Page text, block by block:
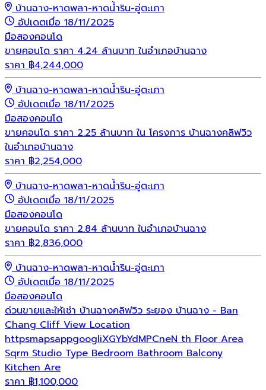
บ้านฉาง-หาดพลา-หาดน้ำริน-อู่ตะเภา
อัปเดตเมื่อ 18/11/2025
มือสองคอนโด
ขายคอนโด ราคา 4.24 ล้านบาท ในอำเภอบ้านฉาง
ราคา ฿4,244,000
บ้านฉาง-หาดพลา-หาดน้ำริน-อู่ตะเภา
อัปเดตเมื่อ 18/11/2025
มือสองคอนโด
ขายคอนโด ราคา 2.25 ล้านบาท ใน โครงการ บ้านฉางคลิฟวิว
ในอำเภอบ้านฉาง
ราคา ฿2,254,000
บ้านฉาง-หาดพลา-หาดน้ำริน-อู่ตะเภา
อัปเดตเมื่อ 18/11/2025
มือสองคอนโด
ขายคอนโด ราคา 2.84 ล้านบาท ในอำเภอบ้านฉาง
ราคา ฿2,836,000
บ้านฉาง-หาดพลา-หาดน้ำริน-อู่ตะเภา
อัปเดตเมื่อ 18/11/2025
มือสองคอนโด
ด่วนขายและให้เช่า บ้านฉางคลิฟวิว ระยอง บ้านฉาง - Ban
Chang Cliff View Location
httpsmapsappgoogliXGYbYdMPCneN th Floor Area
Sqrm Studio Type Bedroom Bathroom Balcony
Kitchen Are
ราคา ฿1,100,000